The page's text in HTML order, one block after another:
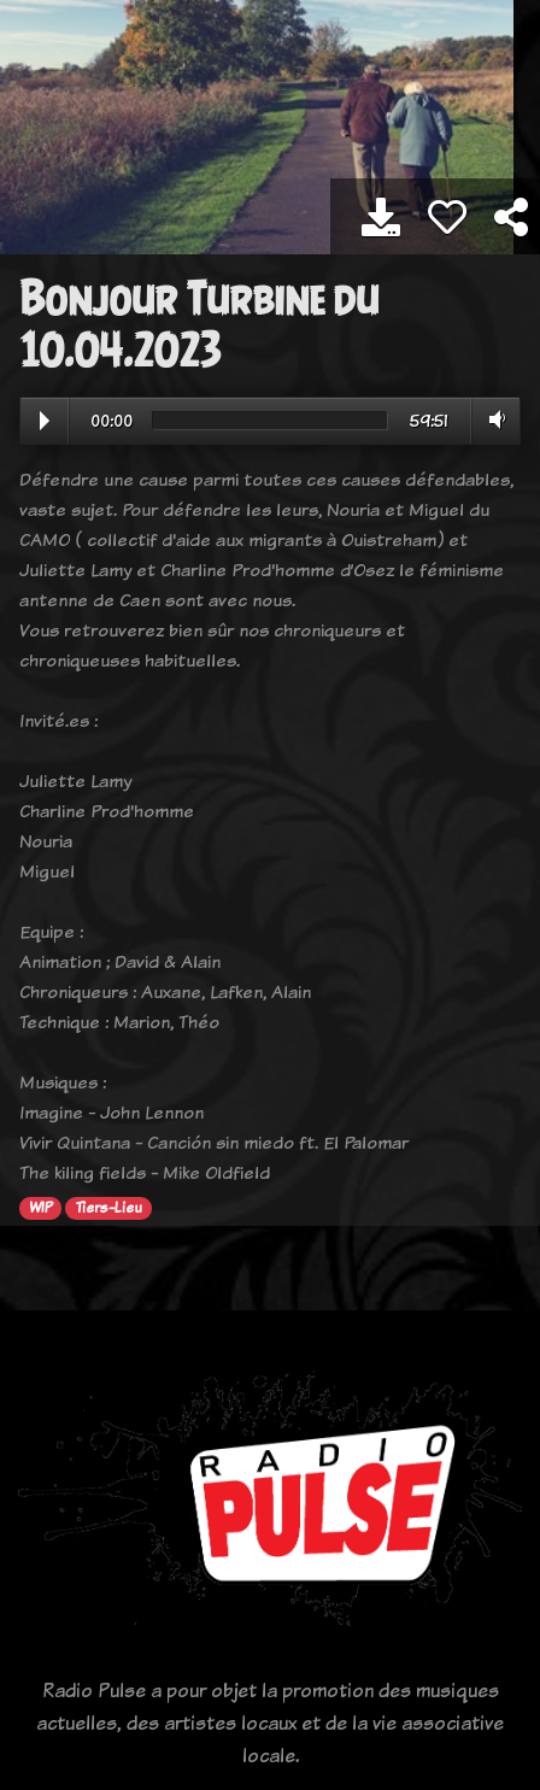
Bonjour Turbine du
10.04.2023
00:00 59:51
Défendre une cause parmi toutes ces causes défendables,
vaste sujet. Pour défendre les leurs, Nouria et Miguel du
CAMO ( collectif d'aide aux migrants à Ouistreham) et
Juliette Lamy et Charline Prod'homme d’Osez le féminisme
antenne de Caen sont avec nous.
Vous retrouverez bien sûr nos chroniqueurs et
chroniqueuses habituelles.
Invité.es :
Juliette Lamy
Charline Prod'homme
Nouria
Miguel
Equipe :
Animation ; David & Alain
Chroniqueurs : Auxane, Lafken, Alain
Technique : Marion, Théo
Musiques :
Imagine - John Lennon
Vivir Quintana - Canción sin miedo ft. El Palomar
The kiling fields - Mike Oldfield
WIP Tiers-Lieu
Radio Pulse a pour objet la promotion des musiques
actuelles, des artistes locaux et de la vie associative
locale.